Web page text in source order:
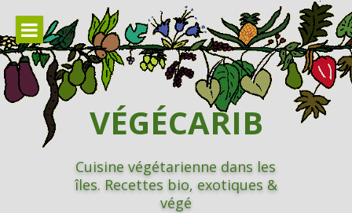
contenu
VÉGÉCARIB
Cuisine végétarienne dans les
îles. Recettes bio, exotiques &
végé